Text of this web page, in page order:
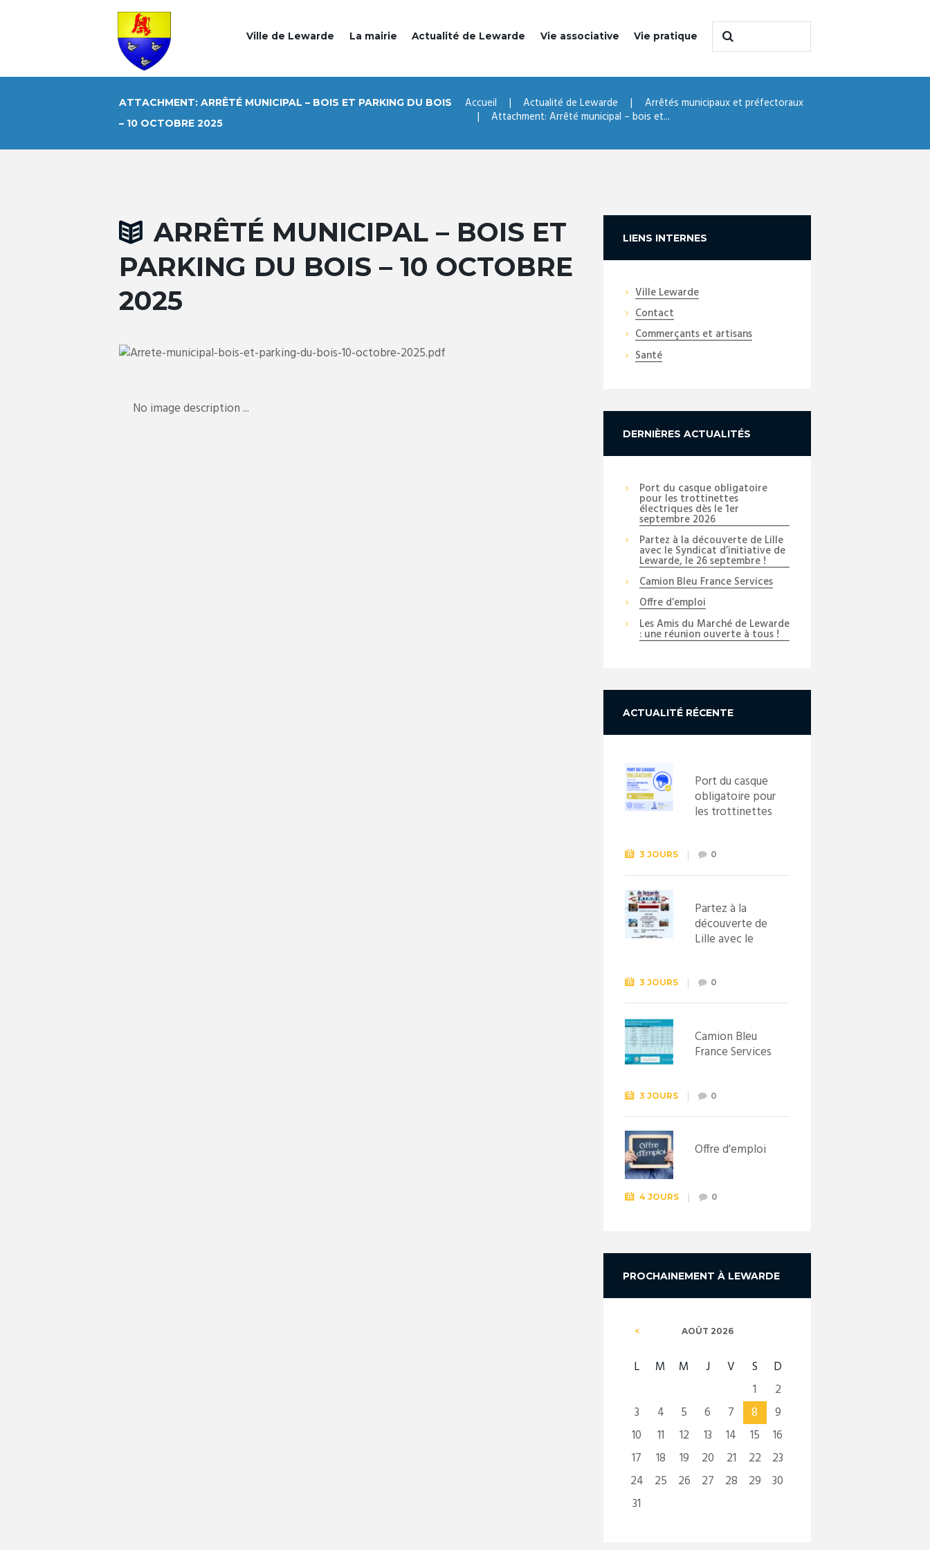
Ville de Lewarde La mairie Actualité de Lewarde Vie associative Vie pratique
ATTACHMENT: ARRÊTÉ MUNICIPAL – BOIS ET PARKING DU BOIS
– 10 OCTOBRE 2025
Accueil Actualité de Lewarde
Arrêtés municipaux et préfectoraux
Attachment: Arrêté municipal – bois et...
ARRÊTÉ MUNICIPAL – BOIS ET
PARKING DU BOIS – 10 OCTOBRE
2025
No image description ...
LIENS INTERNES
Ville Lewarde
Contact
Commerçants et artisans
Santé
DERNIÈRES ACTUALITÉS
Port du casque obligatoire
pour les trottinettes
électriques dès le 1er
septembre 2026
Partez à la découverte de Lille
avec le Syndicat d’initiative de
Lewarde, le 26 septembre !
Camion Bleu France Services
Offre d’emploi
Les Amis du Marché de Lewarde
: une réunion ouverte à tous !
ACTUALITÉ RÉCENTE
Port du casque
obligatoire pour
les trottinettes
septembre
2026
3 JOURS 0
Partez à la
découverte de
Lille avec le
Lewarde, le 26
septembre !
3 JOURS 0
Camion Bleu
France Services
3 JOURS 0
Offre d'emploi
4 JOURS 0
PROCHAINEMENT À LEWARDE
AOÛT 2026
L M M J V S
D
1
2
3
4 5 6 7 8
9
10
11 12 13 14 15
16
17
18 19 20 21 22
23
24
25 26 27 28 29
30
31